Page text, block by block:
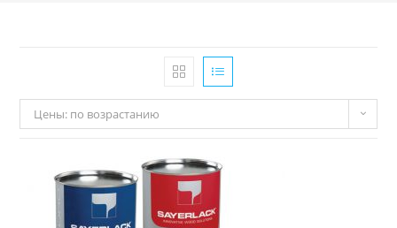
Цены: по возрастанию